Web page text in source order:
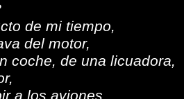
de mi tiempo,
del motor,
coche, de una licuadora,